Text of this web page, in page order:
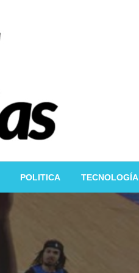
POLITICA TECNOLOGÍA